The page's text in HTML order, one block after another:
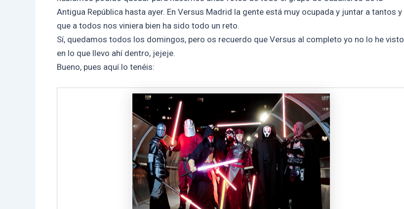
Antigua República hasta ayer. En Versus Madrid la gente está muy ocupada y juntar a tantos y
que a todos nos viniera bien ha sido todo un reto.
Sí, quedamos todos los domingos, pero os recuerdo que Versus al completo yo no lo he visto
en lo que llevo ahí dentro, jejeje.
Bueno, pues aquí lo tenéis: